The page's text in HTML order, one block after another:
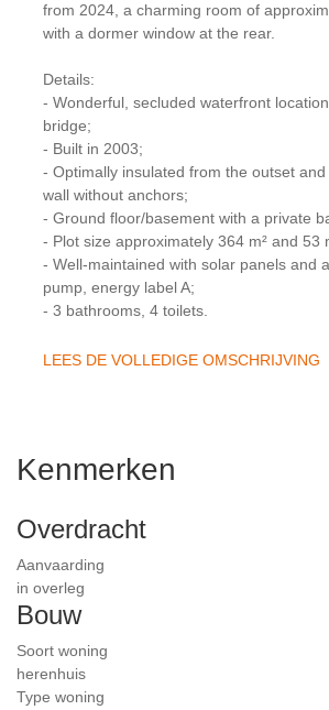
from 2024, a charming room of
with a dormer window at the rear.
Details:
- Wonderful, secluded waterfront
bridge;
- Built in 2003;
- Optimally insulated from the outset
wall without anchors;
- Ground floor/basement with a private
- Plot size approximately 364 m² and 53
- Well-maintained with solar panels and
pump, energy label A;
- 3 bathrooms, 4 toilets.
LEES DE VOLLEDIGE OMSCHRIJVING
Kenmerken
Overdracht
Aanvaarding
in overleg
Bouw
Soort woning
herenhuis
Type woning